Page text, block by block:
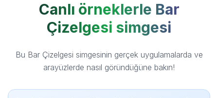
Canlı örneklerle Bar
Çizelgesi simgesi
Bu Bar Çizelgesi simgesinin gerçek uygulamalarda ve
arayüzlerde nasıl göründüğüne bakın!